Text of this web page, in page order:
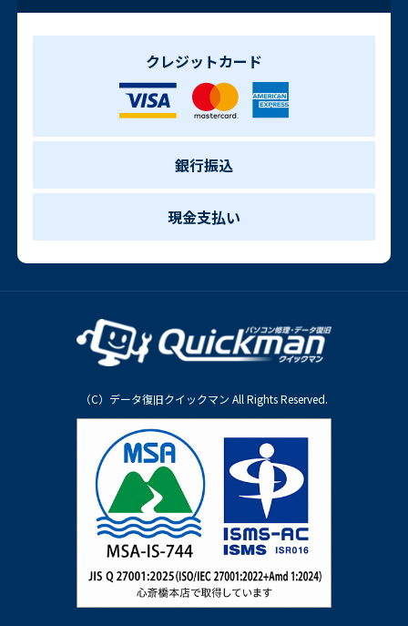
クレジットカード
銀行振込
現金支払い
（C）データ復旧クイックマン All Rights Reserved.